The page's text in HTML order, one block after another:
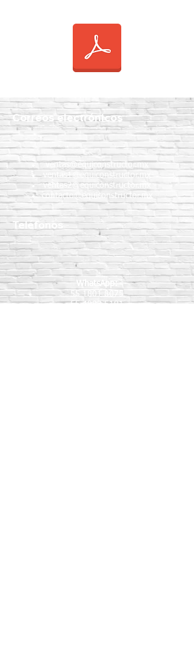
Correos electrónicos
ventas@equiconstructor.mx
ventas1@equiconstructor.mx
ventas2@equiconstructor.mx
contacto@equiconstructor.mx
Teléfonos
WhatsApp:
55 1801 8075
55 4983 5191